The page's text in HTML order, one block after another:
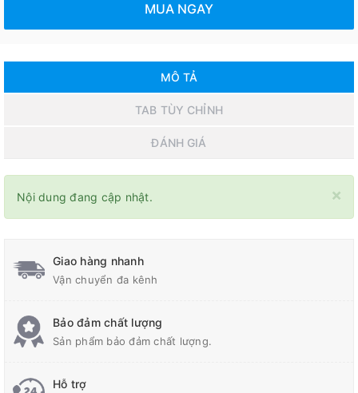
MUA NGAY
MÔ TẢ
TAB TÙY CHỈNH
ĐÁNH GIÁ
×
Nội dung đang cập nhật.
Giao hàng nhanh
Vận chuyển đa kênh
Bảo đảm chất lượng
Sản phẩm bảo đảm chất lượng.
Hỗ trợ